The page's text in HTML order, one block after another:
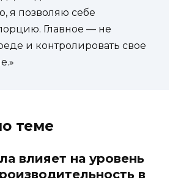
я позволяю себе
Главное — не
и контролировать свое
теме
влияет на уровень
в